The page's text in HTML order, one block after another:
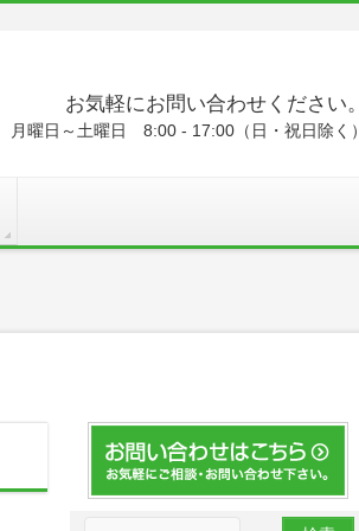
お気軽にお問い合わせください。
月曜日～土曜日 8:00 - 17:00（日・祝日除く）